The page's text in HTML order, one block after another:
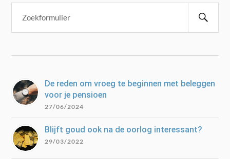
De reden om vroeg te beginnen met beleggen
voor je pensioen
27/06/2024
Blijft goud ook na de oorlog interessant?
29/03/2022